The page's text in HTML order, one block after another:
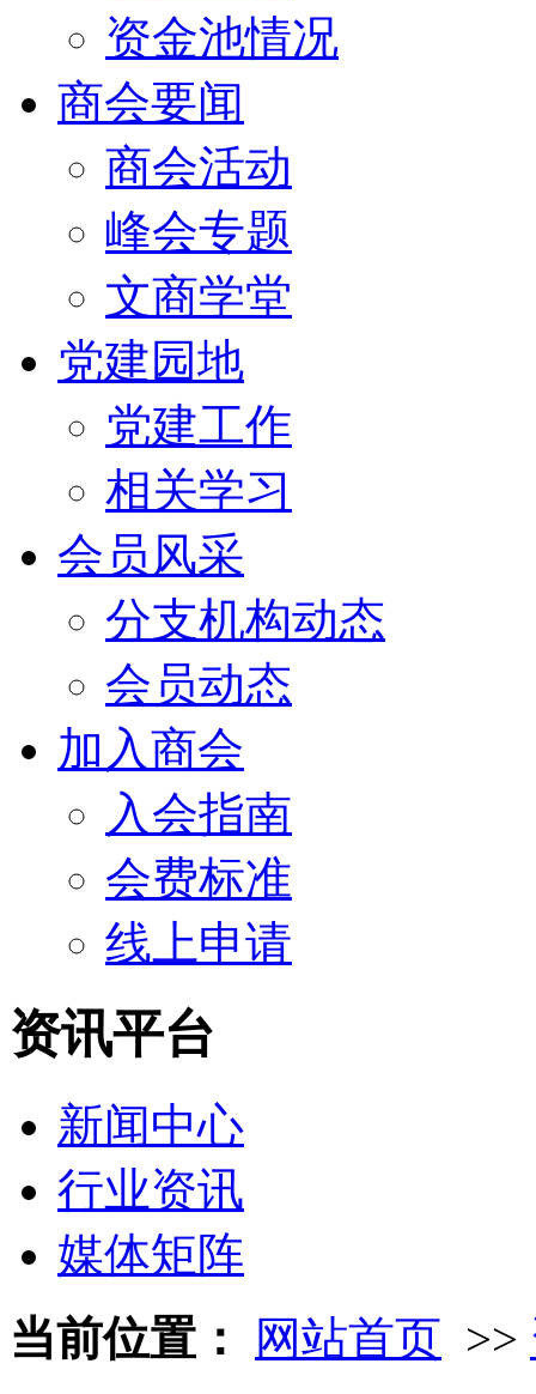
资金池情况
商会要闻
商会活动
峰会专题
文商学堂
党建园地
党建工作
相关学习
会员风采
分支机构动态
会员动态
加入商会
入会指南
会费标准
线上申请
资讯平台
新闻中心
行业资讯
媒体矩阵
当前位置：
网站首页 >>